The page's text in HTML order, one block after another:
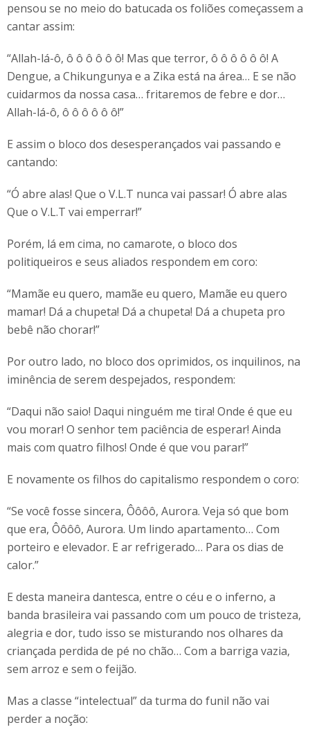
pensou se no meio do batucada os foliões começassem a
cantar assim:
“Allah-lá-ô, ô ô ô ô ô ô! Mas que terror, ô ô ô ô ô ô! A
Dengue, a Chikungunya e a Zika está na área… E se não
cuidarmos da nossa casa… fritaremos de febre e dor…
Allah-lá-ô, ô ô ô ô ô ô!”
E assim o bloco dos desesperançados vai passando e
cantando:
“Ó abre alas! Que o V.L.T nunca vai passar! Ó abre alas
Que o V.L.T vai emperrar!”
Porém, lá em cima, no camarote, o bloco dos
politiqueiros e seus aliados respondem em coro:
“Mamãe eu quero, mamãe eu quero, Mamãe eu quero
mamar! Dá a chupeta! Dá a chupeta! Dá a chupeta pro
bebê não chorar!”
Por outro lado, no bloco dos oprimidos, os inquilinos, na
iminência de serem despejados, respondem:
“Daqui não saio! Daqui ninguém me tira! Onde é que eu
vou morar! O senhor tem paciência de esperar! Ainda
mais com quatro filhos! Onde é que vou parar!”
E novamente os filhos do capitalismo respondem o coro:
“Se você fosse sincera, Ôôôô, Aurora. Veja só que bom
que era, Ôôôô, Aurora. Um lindo apartamento… Com
porteiro e elevador. E ar refrigerado… Para os dias de
calor.”
E desta maneira dantesca, entre o céu e o inferno, a
banda brasileira vai passando com um pouco de tristeza,
alegria e dor, tudo isso se misturando nos olhares da
criançada perdida de pé no chão… Com a barriga vazia,
sem arroz e sem o feijão.
Mas a classe “intelectual” da turma do funil não vai
perder a noção: